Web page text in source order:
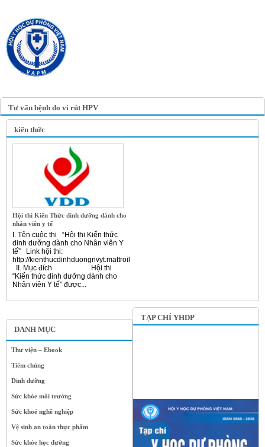
Tư vấn bệnh do vi rút HPV
DANH MỤC
Thư viện – Ebook
Tiêm chủng
Dinh dưỡng
Sức khỏe môi trường
Sức khoẻ nghề nghiệp
Vệ sinh an toàn thực phẩm
Sức khỏe học đường
kiến thức
Hội thi Kiến Thức dinh dưỡng dành cho
nhân viên y tế
I. Tên cuộc thi “Hội thi Kiến thức
dinh dưỡng dành cho Nhân viên Y
tế” Link hội thi:
http://kienthucdinhduongnvyt.mattroibetho.vn
II. Mục đích Hội thi
“Kiến thức dinh dưỡng dành cho
Nhân viên Y tế” được...
TẠP CHÍ YHDP